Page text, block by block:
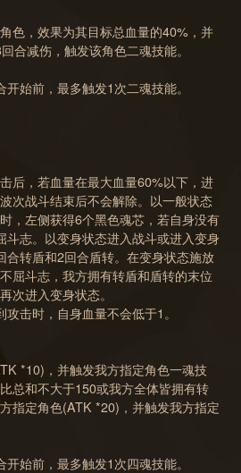
色，效果为其目标总血量的40%，并
合减伤，触发该角色二魂技能。
始前，最多触发1次二魂技能。
后，若血量在最大血量60%以下，进
次战斗结束后不会解除。以一般状态
，左侧获得6个黑色魂芯，若自身没有
斗志。以变身状态进入战斗或进入变身
合转盾和2回合盾转。在变身状态施放
屈斗志，我方拥有转盾和盾转的末位
次进入变身状态。
击时，自身血量不会低于1。
*10)，并触发我方指定角色一魂技
总和不大于150或我方全体皆拥有转
指定角色(ATK *20)，并触发我方指定
始前，最多触发1次四魂技能。